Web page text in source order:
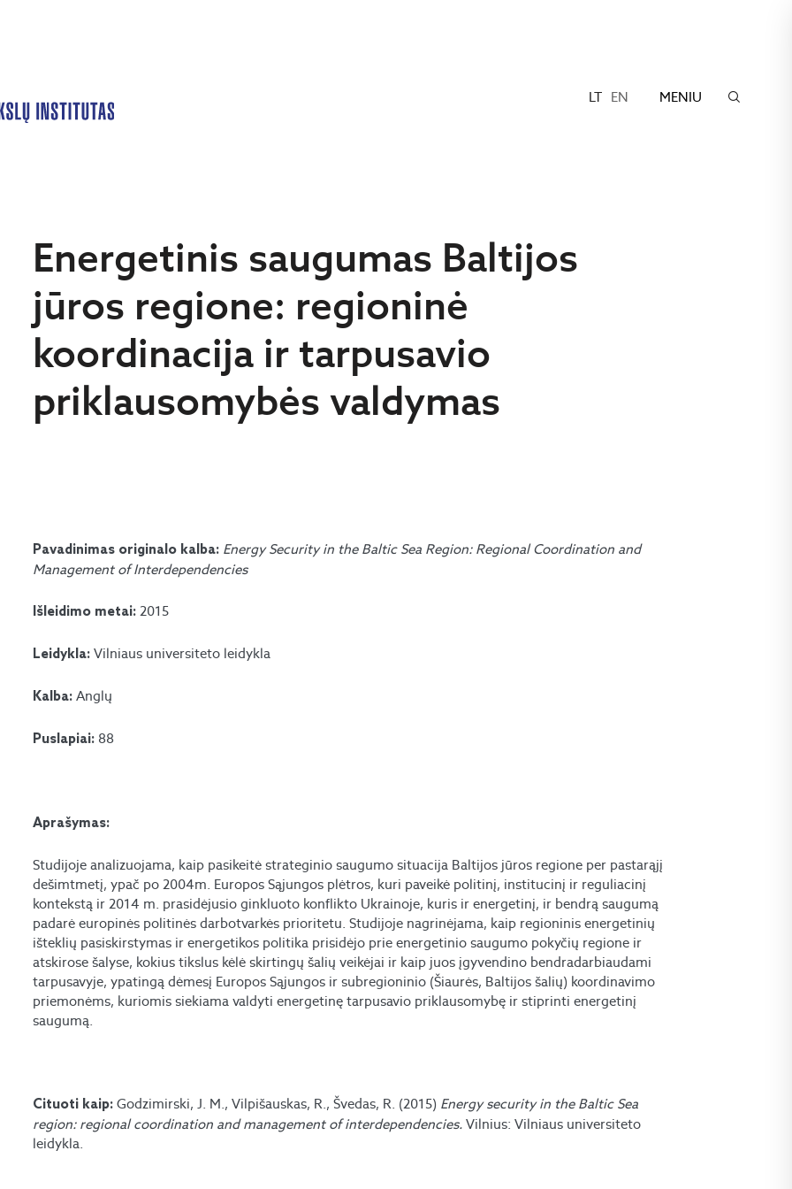
LT EN MENIU
Energetinis saugumas Baltijos
jūros regione: regioninė
koordinacija ir tarpusavio
priklausomybės valdymas
Pavadinimas originalo kalba: Energy Security in the Baltic Sea Region: Regional Coordination and
Management of Interdependencies
Išleidimo metai:2015
Leidykla:Vilniaus universiteto leidykla
Kalba:Anglų
Puslapiai: 88
Aprašymas:
Studijoje analizuojama, kaip pasikeitė strateginio saugumo situacija Baltijos jūros regione per pastarąjį
dešimtmetį, ypač po 2004m. Europos Sąjungos plėtros, kuri paveikė politinį, institucinį ir reguliacinį
kontekstą ir 2014 m. prasidėjusio ginkluoto konflikto Ukrainoje, kuris ir energetinį, ir bendrą saugumą
padarė europinės politinės darbotvarkės prioritetu. Studijoje nagrinėjama, kaip regioninis energetinių
išteklių pasiskirstymas ir energetikos politika prisidėjo prie energetinio saugumo pokyčių regione ir
atskirose šalyse, kokius tikslus kėlė skirtingų šalių veikėjai ir kaip juos įgyvendino bendradarbiaudami
tarpusavyje, ypatingą dėmesį Europos Sąjungos ir subregioninio (Šiaurės, Baltijos šalių) koordinavimo
priemonėms, kuriomis siekiama valdyti energetinę tarpusavio priklausomybę ir stiprinti energetinį
saugumą.
Cituoti kaip:Godzimirski, J. M., Vilpišauskas, R., Švedas, R. (2015) Energy security in the Baltic Sea
region: regional coordination and management of interdependencies. Vilnius: Vilniaus universiteto
leidykla.